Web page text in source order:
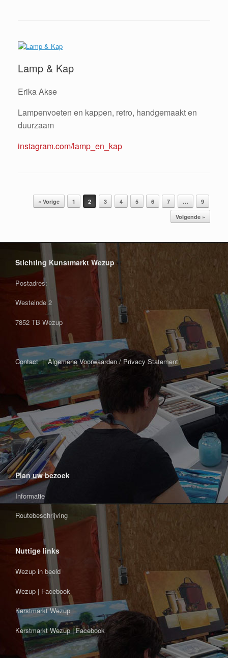
Lamp & Kap
Erika Akse
Lampenvoeten en kappen, retro, handgemaakt en
duurzaam
instagram.com/lamp_en_kap
Bericht navigatie
« Vorige 1 2 3 4 5 6 7 …
9
Volgende »
Stichting Kunstmarkt Wezup
Postadres:
Westeinde 2
7852 TB Wezup
Contact|Algemene Voorwaarden / Privacy Statement
Plan uw bezoek
Informatie
Routebeschrijving
Nuttige links
Wezup in beeld
Wezup | Facebook
Kerstmarkt Wezup
Kerstmarkt Wezup | Facebook